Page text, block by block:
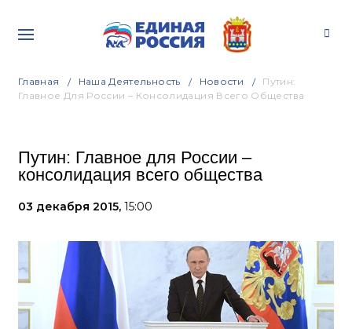
Главная Наша Деятельность Новости
Путин:
Главное Для России – Консолидация Всего Общества
Путин: Главное для России –
консолидация всего общества
03 декабря 2015, 15:00